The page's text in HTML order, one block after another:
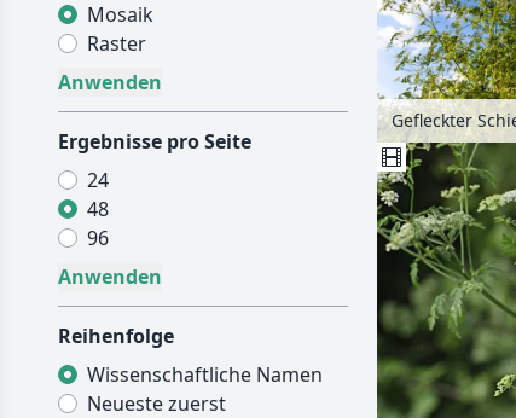
Mosaik
Raster
Ergebnisse pro Seite
24
48
96
Reihenfolge
Wissenschaftliche Namen
Neueste zuerst